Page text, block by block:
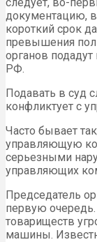
документацию,
короткий срок
превышения
органов
РФ.
Подавать в суд
конфликтует с
Часто бывает
управляющую
серьезными
управляющих
Председатель
первую очередь.
товариществ
машины.